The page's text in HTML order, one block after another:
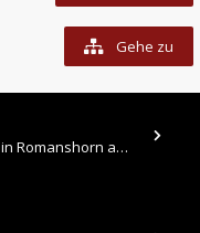
Gehe zu
Hallo , Im Juni veranstaltete die Autobau in Romanshorn auf ihrem Gelände ein kleines Youngtimertreffen : https://up.